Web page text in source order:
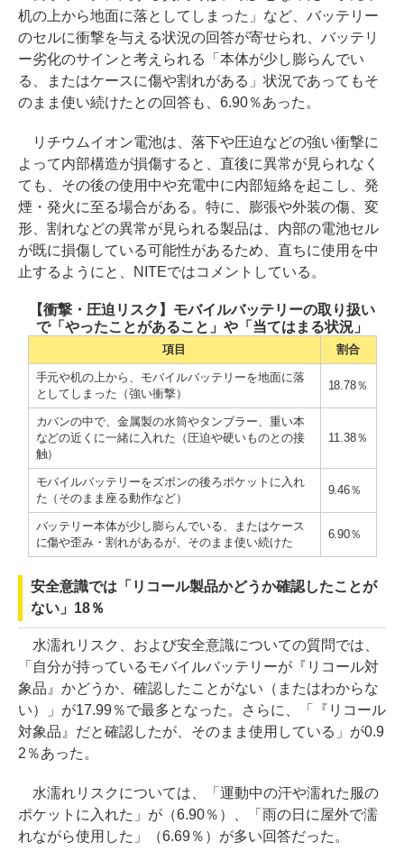
机の上から地面に落としてしまった」など、バッテリー
のセルに衝撃を与える状況の回答が寄せられ、バッテリ
ー劣化のサインと考えられる「本体が少し膨らんでい
る、またはケースに傷や割れがある」状況であってもそ
のまま使い続けたとの回答も、6.90％あった。
リチウムイオン電池は、落下や圧迫などの強い衝撃に
よって内部構造が損傷すると、直後に異常が見られなく
ても、その後の使用中や充電中に内部短絡を起こし、発
煙・発火に至る場合がある。特に、膨張や外装の傷、変
形、割れなどの異常が見られる製品は、内部の電池セル
が既に損傷している可能性があるため、直ちに使用を中
止するようにと、NITEではコメントしている。
【衝撃・圧迫リスク】モバイルバッテリーの取り扱い
で「やったことがあること」や「当てはまる状況」
項目 割合
手元や机の上から、モバイルバッテリーを地面に落
としてしまった（強い衝撃）
18.78％
カバンの中で、金属製の水筒やタンブラー、重い本
などの近くに一緒に入れた（圧迫や硬いものとの接
触）
11.38％
モバイルバッテリーをズボンの後ろポケットに入れ
た（そのまま座る動作など）
9.46％
バッテリー本体が少し膨らんでいる、またはケース
に傷や歪み・割れがあるが、そのまま使い続けた
6.90％
安全意識では「リコール製品かどうか確認したことが
ない」18％
水濡れリスク、および安全意識についての質問では、
「自分が持っているモバイルバッテリーが『リコール対
象品』かどうか、確認したことがない（またはわからな
い）」が17.99％で最多となった。さらに、「『リコール
対象品』だと確認したが、そのまま使用している」が0.9
2％あった。
水濡れリスクについては、「運動中の汗や濡れた服の
ポケットに入れた」が（6.90％）、「雨の日に屋外で濡
れながら使用した」（6.69％）が多い回答だった。